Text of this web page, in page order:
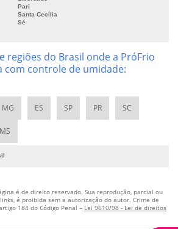
de salgados
umidade controlada
flores
frutas
solução de etileno glicol
solução de propileno glicol
Pari
Santa Cecília
Sé
regiões do Brasil onde a PróFrio
com controle de umidade:
MG ES SP PR SC
MS
é de direito reservado. Sua reprodução, parcial ou
é proibida sem a autorização do autor. Crime de
184 do Código Penal – Lei 9610/98 - Lei de direitos